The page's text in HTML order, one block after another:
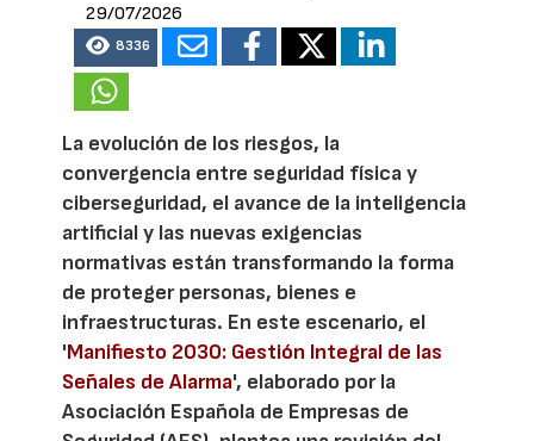
29/07/2026
8336
La evolución de los riesgos, la
convergencia entre seguridad física y
ciberseguridad, el avance de la inteligencia
artificial y las nuevas exigencias
normativas están transformando la forma
de proteger personas, bienes e
infraestructuras. En este escenario, el
'Manifiesto 2030: Gestión Integral de las
Señales de Alarma', elaborado por la
Asociación Española de Empresas de